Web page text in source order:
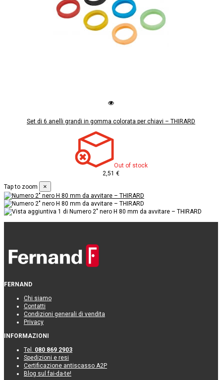
Set di 6 anelli grandi in gomma colorata per chiavi – THIRARD
Out of stock
2,51 €
Tap to zoom
×
FERNAND
Chi siamo
Contatti
Condizioni generali di vendita
Privacy
INFORMAZIONI
Tel. 080 869 2903
Spedizioni e resi
Certificazione antiscasso A2P
Blog sul fai-da-te!